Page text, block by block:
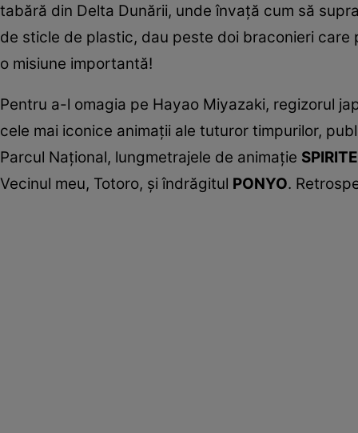
tabără din Delta Dunării, unde învaţă cum să
de sticle de plastic, dau peste doi braconieri
o misiune importantă!
Pentru a-l omagia pe Hayao Miyazaki, regizorul
cele mai iconice animaţii ale tuturor timpurilor,
Parcul Naţional, lungmetrajele de animaţie
Vecinul meu, Totoro, şi îndrăgitul PONYO.